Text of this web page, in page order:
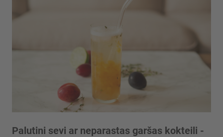
Palutini sevi ar neparastas garšas kokteili -